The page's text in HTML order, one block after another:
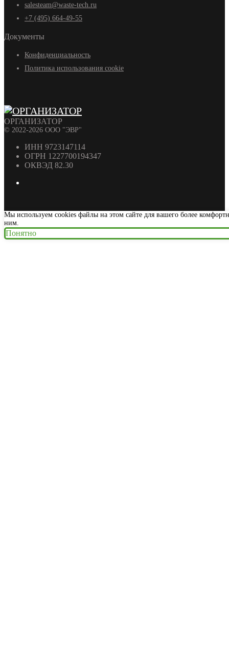
salesteam@waste-tech.ru
+7 (495) 664-49-55
Документы
Конфиденциальность
Политика использования cookie
ОРГАНИЗАТОР
© 2022-2026 ООО "ЭВР"
ИНН 9723147114
ОГРН 1227700194347
ОКВЭД 82.30
Мы используем cookies файлы на этом сайте для вашего более
ним.
Понятно